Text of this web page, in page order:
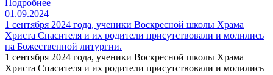
Подробнее
01.09.2024
1 сентября 2024 года, ученики Воскресной школы Храма
Христа Спасителя и их родители присутствовали и молились
на Божественной литургии.
1 сентября 2024 года, ученики Воскресной школы Храма
Христа Спасителя и их родители присутствовали и молились